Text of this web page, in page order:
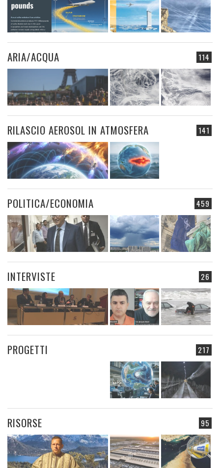
114
ARIA/ACQUA
141
RILASCIO AEROSOL IN ATMOSFERA
459
POLITICA/ECONOMIA
26
INTERVISTE
217
PROGETTI
95
RISORSE